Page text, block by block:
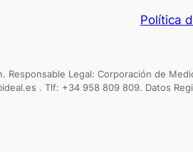
Política
Responsable Legal: Corporación de
. Tlf: +34 958 809 809. Datos